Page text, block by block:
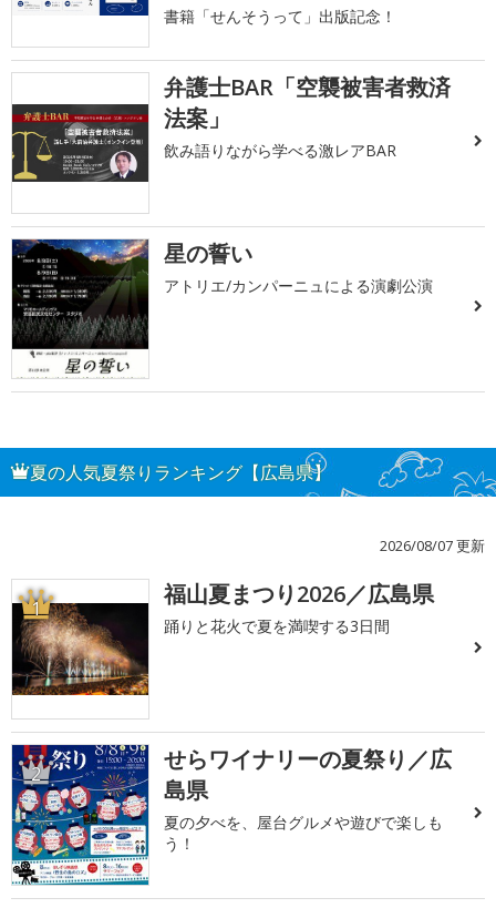
書籍「せんそうって」出版記念！
弁護士BAR「空襲被害者救済
法案」
飲み語りながら学べる激レアBAR
星の誓い
アトリエ/カンパーニュによる演劇公演
夏の人気夏祭りランキング【広島県】
2026/08/07 更新
1 福山夏まつり2026／広島県
踊りと花火で夏を満喫する3日間
2
せらワイナリーの夏祭り／広
島県
夏の夕べを、屋台グルメや遊びで楽しも
う！